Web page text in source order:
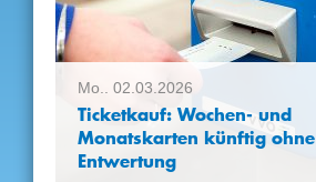
Mo.. 02.03.2026
Ticketkauf: Wochen- und
Monatskarten künftig ohne
Entwertung